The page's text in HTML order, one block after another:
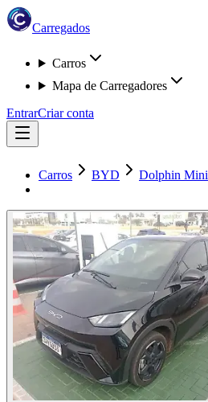
Carregados
Carros
Mapa de Carregadores
EntrarCriar conta
Carros BYD Dolphin Mini